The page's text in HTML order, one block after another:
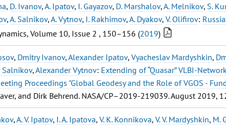
, D. Ivanov,A. Ipatov, I. Gayazov, D. Marshalov,A. Melnikov, S.
,A. Salnikov,A. Vytnov, I. Rakhimov,A. Dyakov, V. Olifirov:
Volume 10, Issue 2 , 150–156 (2019)
, Dmitry Ivanov,Alexander Ipatov, Vyacheslav Mardyshkin,
Salnikov,Alexander Vytnov: Extending of “Quasar” VLBI-
Proceedings "Global Geodesy and the Role of VGOS -
and Dirk Behrend. NASA/CP–2019-219039. August 2019,
,A. V. Ipatov, I. A. Ipatova, V. K. Konnikova, V. V. Mardyshkin, M.